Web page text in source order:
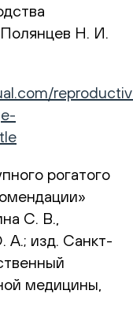
Н. И.
рогатого
С. В.,
А.; изд. Санкт-
медицины,